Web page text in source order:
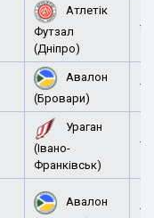
Атлетік
Футзал
(Дніпро)
Авалон
(Бровари)
Ураган
(Івано-
Франківськ)
Авалон